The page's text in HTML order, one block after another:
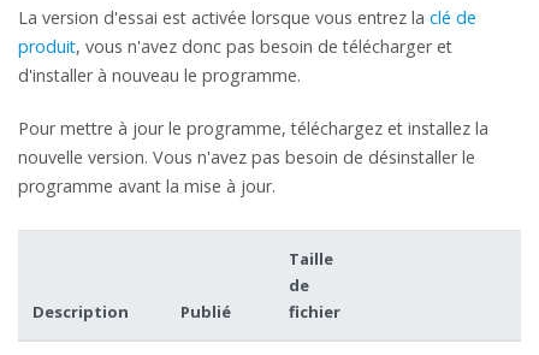
La version d'essai est activée lorsque vous entrez la clé de
produit, vous n'avez donc pas besoin de télécharger et
d'installer à nouveau le programme.
Pour mettre à jour le programme, téléchargez et installez la
nouvelle version. Vous n'avez pas besoin de désinstaller le
programme avant la mise à jour.
Description Publié
Taille
de
fichier